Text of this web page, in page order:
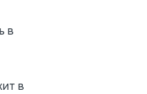
в
в